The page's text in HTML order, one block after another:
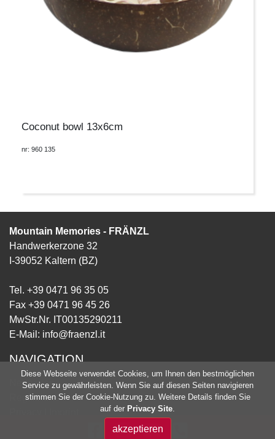
Coconut bowl 13x6cm
nr: 960 135
Mountain Memories - FRÄNZL
Handwerkerzone 32
I-39052 Kaltern (BZ)
Tel. +39 0471 96 35 05
Fax +39 0471 96 45 26
MwStr.Nr. IT00135290211
E-Mail: info@fraenzl.it
NAVIGATION
Neuheiten
Registrieren
Diese Webseite verwendet Cookies, um Ihnen den bestmöglichen
Service zu gewährleisten. Wenn Sie auf diesen Seiten navigieren
stimmen Sie der Cookie-Nutzung zu. Weitere Details finden Sie
auf der Privacy Site.